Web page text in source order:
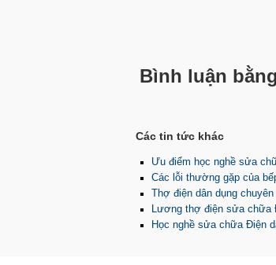
Bình luận
Các tin tức khác
Ưu điểm học nghề sửa
Các lỗi thường gặp của
Thợ điện dân dụng
Lương thợ điện sửa chữa
Học nghề sửa chữa Điện